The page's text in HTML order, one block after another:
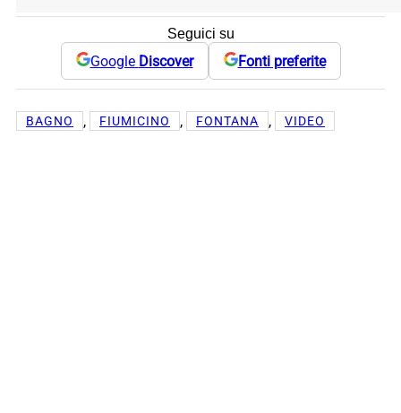
Seguici su
Google Discover Fonti preferite
BAGNO , FIUMICINO , FONTANA , VIDEO